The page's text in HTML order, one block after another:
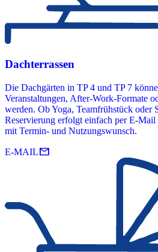
Dachterrassen
Die Dachgärten in TP 4 und TP 7
Veranstaltungen, After-Work-Formate
werden. Ob Yoga, Teamfrühstück oder
Reservierung erfolgt einfach per E-Mail
mit Termin- und Nutzungswunsch.
E-MAILmail